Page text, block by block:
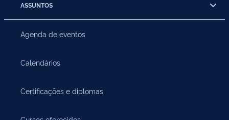
ASSUNTOS
Agenda de eventos
Calendários
Certificações e diplomas